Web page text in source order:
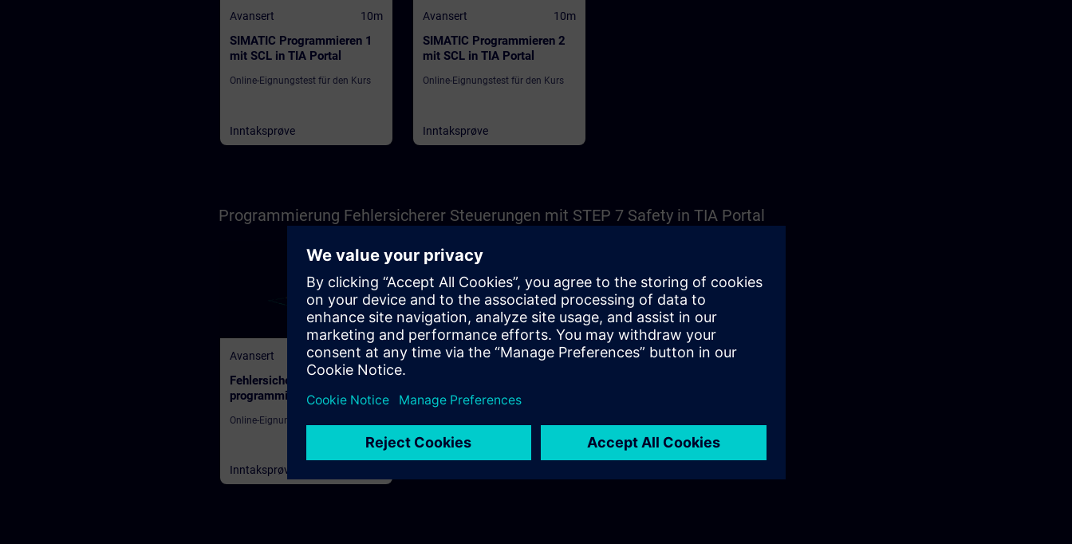
Avansert 10m
SIMATIC Programmieren 1
mit SCL in TIA Portal
Online-Eignungstest für den Kurs
Inntaksprøve
Avansert 10m
SIMATIC Programmieren 2
mit SCL in TIA Portal
Online-Eignungstest für den Kurs
Inntaksprøve
Programmierung Fehlersicherer Steuerungen mit STEP 7 Safety in TIA Portal
Avansert 10m
Fehlersichere Steuerungen
programmieren mit STEP 7
Online-Eignungstest für den Kurs
Inntaksprøve